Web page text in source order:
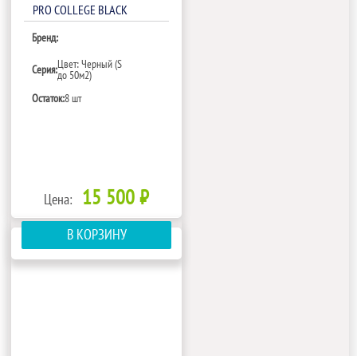
PRO COLLEGE BLACK
Бренд:
Серия:Цвет: Черный (S
до 50м2)
Остаток:8 шт
Цена: 15 500 ₽
В КОРЗИНУ